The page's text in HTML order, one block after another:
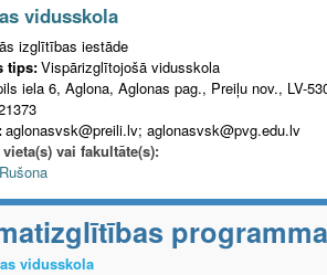
vidusskola
izglītības iestāde
tips:Vispārizglītojošā vidusskola
iela 6, Aglona, Aglonas pag., Preiļu nov., LV-
aglonasvsk@preili.lv; aglonasvsk@pvg.edu.lv
vai fakultāte(s):
Rušona
programma
vidusskola